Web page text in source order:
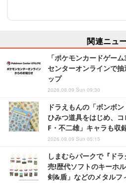
関連ニュ
「ポケモンカードゲー
センターオンラインで
ップ
2026.08.09 Sun 09:30
ドラえもんの「ボンボ
ひみつ道具をはじめ、
F・不二雄」キャラも収
2026.08.09 Sun 05:15
しまむらパークで『ド
売!歴代ソフトのキーホ
剣&盾」などのメタルフ